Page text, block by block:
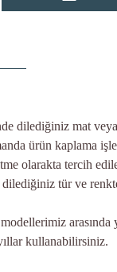
dilediğiniz mat
ürün kaplama
olarakta tercih
dilediğiniz tür ve
arasında
kullanabilirsiniz.